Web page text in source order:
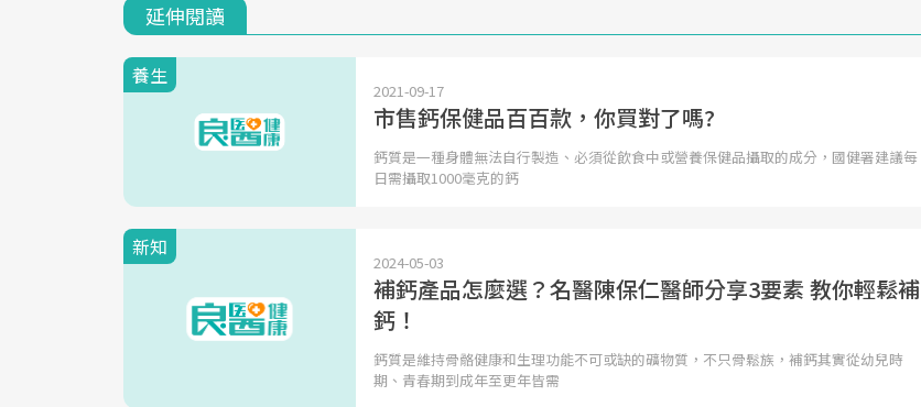
延伸閱讀
養生
2021-09-17
市售鈣保健品百百款，你買對了嗎?
鈣質是一種身體無法自行製造、必須從飲食中或營養保健品攝取的成分，國健署建議每
日需攝取1000毫克的鈣
新知
2024-05-03
補鈣產品怎麼選？名醫陳保仁醫師分享3要素 教你輕鬆補
鈣！
鈣質是維持骨骼健康和生理功能不可或缺的礦物質，不只骨鬆族，補鈣其實從幼兒時
期、青春期到成年至更年皆需